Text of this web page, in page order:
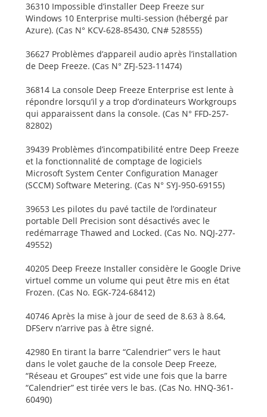
36310 Impossible d’installer Deep Freeze sur
Windows 10 Enterprise multi-session (hébergé par
Azure). (Cas N° KCV-628-85430, CN# 528555)
36627 Problèmes d’appareil audio après l’installation
de Deep Freeze. (Cas N° ZFJ-523-11474)
36814 La console Deep Freeze Enterprise est lente à
répondre lorsqu’il y a trop d’ordinateurs Workgroups
qui apparaissent dans la console. (Cas N° FFD-257-
82802)
39439 Problèmes d’incompatibilité entre Deep Freeze
et la fonctionnalité de comptage de logiciels
Microsoft System Center Configuration Manager
(SCCM) Software Metering. (Cas N° SYJ-950-69155)
39653 Les pilotes du pavé tactile de l’ordinateur
portable Dell Precision sont désactivés avec le
redémarrage Thawed and Locked. (Cas No. NQJ-277-
49552)
40205 Deep Freeze Installer considère le Google Drive
virtuel comme un volume qui peut être mis en état
Frozen. (Cas No. EGK-724-68412)
40746 Après la mise à jour de seed de 8.63 à 8.64,
DFServ n’arrive pas à être signé.
42980 En tirant la barre “Calendrier” vers le haut
dans le volet gauche de la console Deep Freeze,
“Réseau et Groupes” est vide une fois que la barre
“Calendrier” est tirée vers le bas. (Cas No. HNQ-361-
60490)